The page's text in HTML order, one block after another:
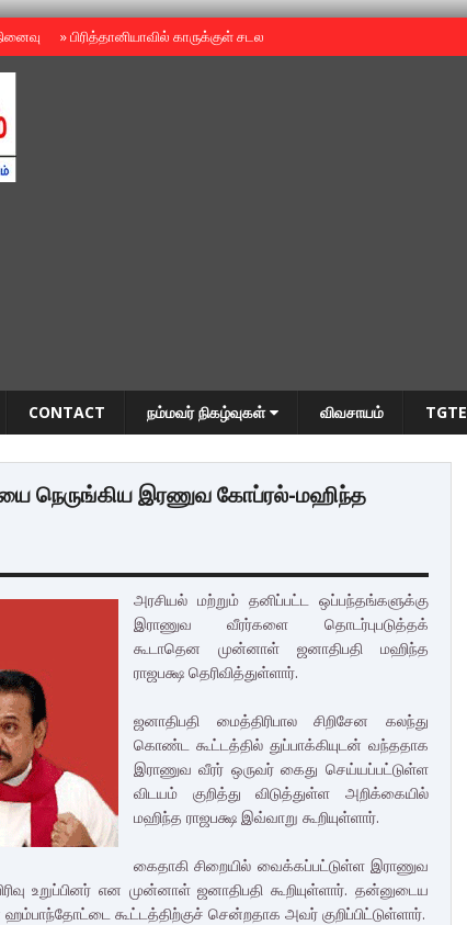
»பிரித்தானியாவில் காருக்குள் சடலம் -தமிழருடையதா ?
CONTACT நம்மவர் நிகழ்வுகள் விவசாயம் TGTE
நெருங்கிய இரணுவ கோப்ரல்-மஹிந்த
அரசியல் மற்றும் தனிப்பட்ட ஒப்பந்தங்களுக்கு
இராணுவ வீரர்களை தொடர்புபடுத்தக்
கூடாதென முன்னாள் ஜனாதிபதி மஹிந்த
ராஜபக்ஷ தெரிவித்துள்ளார்.
ஜனாதிபதி மைத்திரிபால சிறிசேன கலந்து
கொண்ட கூட்டத்தில் துப்பாக்கியுடன் வந்ததாக
இராணுவ வீரர் ஒருவர் கைது செய்யப்பட்டுள்ள
விடயம் குறித்து விடுத்துள்ள அறிக்கையில்
மஹிந்த ராஜபக்ஷ இவ்வாறு கூறியுள்ளார்.
கைதாகி சிறையில் வைக்கப்பட்டுள்ள இராணுவ
உறுப்பினர் என முன்னாள் ஜனாதிபதி கூறியுள்ளார். தன்னுடைய
கூட்டத்திற்குச் சென்றதாக அவர் குறிப்பிட்டுள்ளார்.